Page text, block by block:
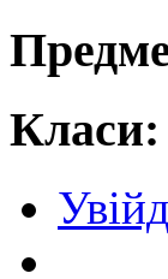
Класи: